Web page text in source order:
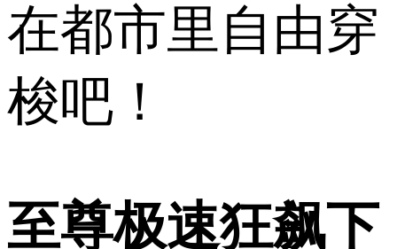
在都市里自由穿
梭吧！
至尊极速狂飙下